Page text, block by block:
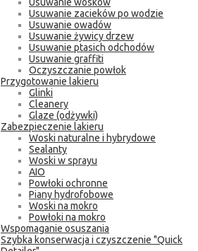
Usuwanie zacieków po wodzie
Usuwanie owadów
Usuwanie żywicy drzew
Usuwanie ptasich odchodów
Usuwanie graffiti
Oczyszczanie powłok
Przygotowanie lakieru
Glinki
Cleanery
Glaze (odżywki)
Zabezpieczenie lakieru
Woski naturalne i hybrydowe
Sealanty
Woski w sprayu
AIO
Powłoki ochronne
Piany hydrofobowe
Woski na mokro
Powłoki na mokro
Wspomaganie osuszania
Szybka konserwacja i czyszczenie "Quick